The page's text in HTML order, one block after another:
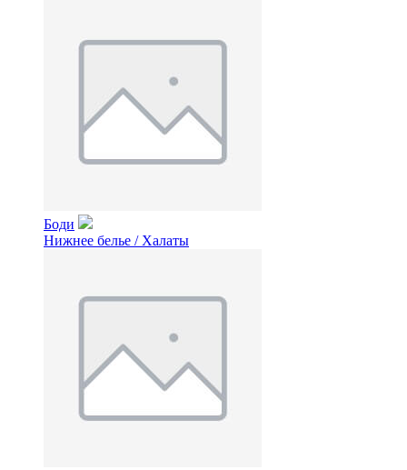
Боди
Нижнее белье / Халаты